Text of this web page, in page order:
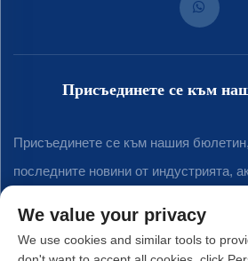
Присъединете се към
Присъединете се към нашия
последните новини от индустрията,
We value your privacy
We use cookies and similar tools to